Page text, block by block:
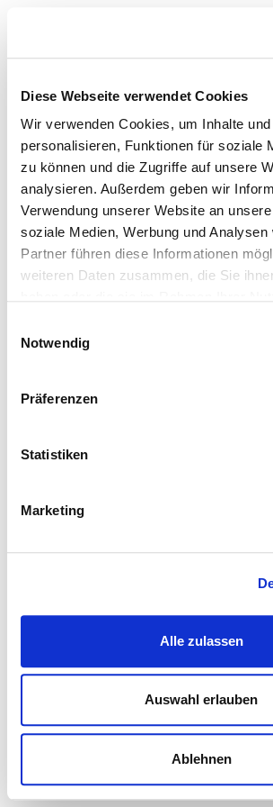
Diese Webseite verwendet Cookies
Wir verwenden Cookies, um Inhalte
personalisieren, Funktionen für soziale
zu können und die Zugriffe auf unsere
analysieren. Außerdem geben wir
Verwendung unserer Website an
soziale Medien, Werbung und Analysen
Partner führen diese Informationen
weiteren Daten zusammen, die Sie
Notwendig
Präferenzen
Statistiken
Marketing
Alle zulassen
Auswahl erlauben
Ablehnen